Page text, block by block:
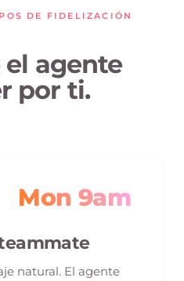
DE FIDELIZACIÓN
el agente
por ti.
Mon 9am
natural. El agente